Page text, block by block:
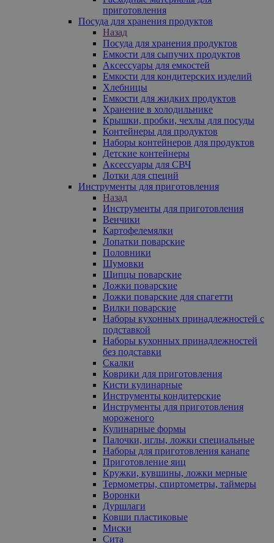
приготовления
Посуда для хранения продуктов
Назад
Посуда для хранения продуктов
Емкости для сыпучих продуктов
Аксессуары для емкостей
Емкости для кондитерских изделий
Хлебницы
Емкости для жидких продуктов
Хранение в холодильнике
Крышки, пробки, чехлы для посуды
Контейнеры для продуктов
Наборы контейнеров для продуктов
Детские контейнеры
Аксессуары для СВЧ
Лотки для специй
Инструменты для приготовления
Назад
Инструменты для приготовления
Венчики
Картофелемялки
Лопатки поварские
Половники
Шумовки
Щипцы поварские
Ложки поварские
Ложки поварские для спагетти
Вилки поварские
Наборы кухонных принадлежностей с
подставкой
Наборы кухонных принадлежностей
без подставки
Скалки
Коврики для приготовления
Кисти кулинарные
Инструменты кондитерские
Инструменты для приготовления
мороженого
Кулинарные формы
Палочки, иглы, ложки специальные
Наборы для приготовления канапе
Приготовление яиц
Кружки, кувшины, ложки мерные
Термометры, спиртометры, таймеры
Воронки
Дуршлаги
Ковши пластиковые
Миски
Сита